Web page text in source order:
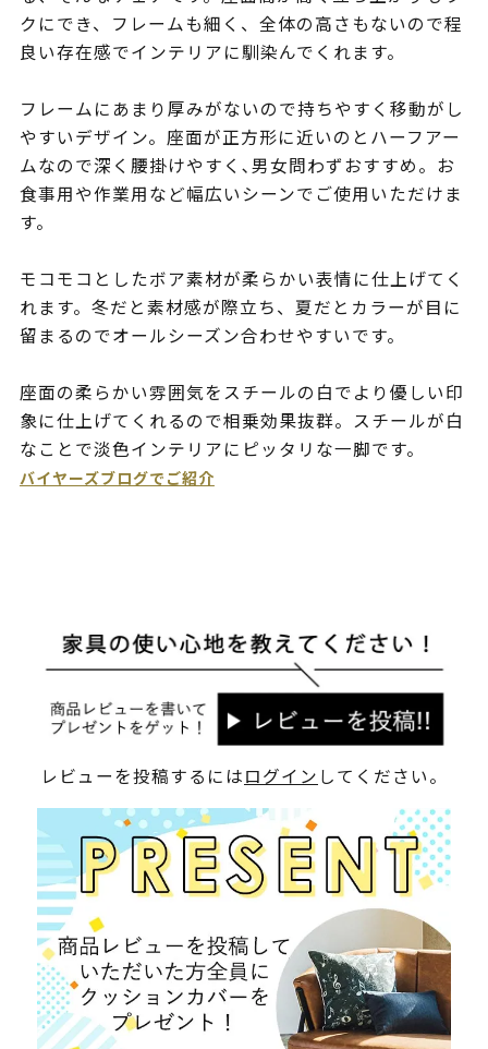
クにでき、フレームも細く、全体の高さもないので程
良い存在感でインテリアに馴染んでくれます。
フレームにあまり厚みがないので持ちやすく移動がし
やすいデザイン。座面が正方形に近いのとハーフアー
ムなので深く腰掛けやすく､男女問わずおすすめ。お
食事用や作業用など幅広いシーンでご使用いただけま
す。
モコモコとしたボア素材が柔らかい表情に仕上げてく
れます。冬だと素材感が際立ち、夏だとカラーが目に
留まるのでオールシーズン合わせやすいです。
座面の柔らかい雰囲気をスチールの白でより優しい印
象に仕上げてくれるので相乗効果抜群。スチールが白
なことで淡色インテリアにピッタリな一脚です。
バイヤーズブログでご紹介
レビューを投稿するにはログイン してください。